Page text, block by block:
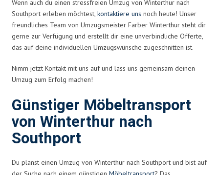
Wenn auch du einen stressfreien Umzug von Winterthur nach
Southport erleben möchtest, kontaktiere uns noch heute! Unser
freundliches Team von Umzugsmeister Farber Winterthur steht dir
gerne zur Verfügung und erstellt dir eine unverbindliche Offerte,
das auf deine individuellen Umzugswünsche zugeschnitten ist.
Nimm jetzt Kontakt mit uns auf und lass uns gemeinsam deinen
Umzug zum Erfolg machen!
Günstiger Möbeltransport
von Winterthur nach
Southport
Du planst einen Umzug von Winterthur nach Southport und bist auf